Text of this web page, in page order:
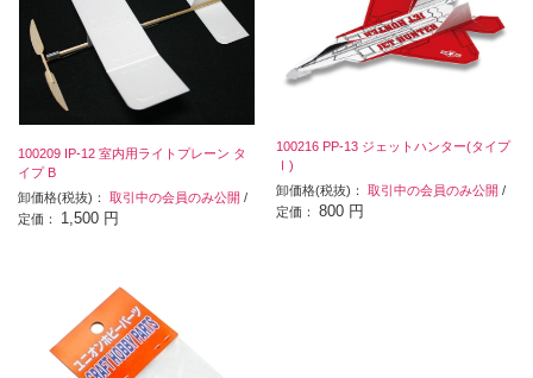
100209 IP-12 室内用ライトプレーン タ
イプ B
卸価格(税抜)： 取引中の会員のみ公開 /
定価： 1,500 円
100216 PP-13 ジェットハンター(タイプ
Ⅰ)
卸価格(税抜)：取引中の会員のみ公開 /
定価：800 円